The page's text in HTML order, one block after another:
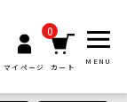
マイページ
0
カート
MENU